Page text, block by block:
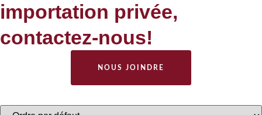
importation privée,
contactez-nous!
NOUS JOINDRE